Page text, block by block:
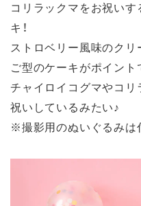
コリラックマをお祝い
キ！
ストロベリー風味のクリ
ご型のケーキがポイント
チャイロイコグマやコ
祝いしているみたい♪
※撮影用のぬいぐるみは